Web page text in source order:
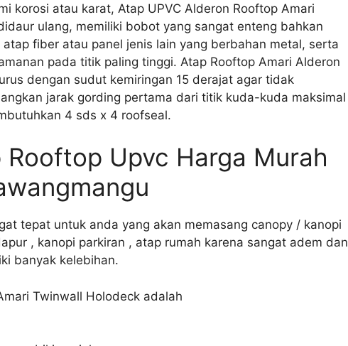
korosi atau karat, Atap UPVC Alderon Rooftop Amari
ulang, memiliki bobot yang sangat enteng bahkan
fiber atau panel jenis lain yang berbahan metal, serta
pada titik paling tinggi. Atap Rooftop Amari Alderon
dengan sudut kemiringan 15 derajat agar tidak
jarak gording pertama dari titik kuda-kuda maksimal
4 sds x 4 roofseal.
Rooftop Upvc Harga Murah
tepat untuk anda yang akan memasang canopy / kanopi
, kanopi parkiran , atap rumah karena sangat adem dan
banyak kelebihan.
Twinwall Holodeck adalah